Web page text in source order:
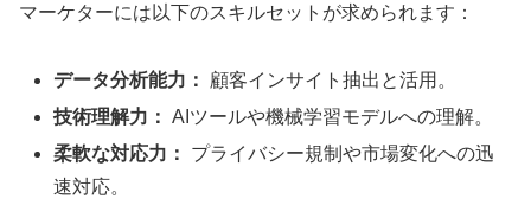
マーケターには以下のスキルセットが求められます：
データ分析能力：
顧客インサイト抽出と活用。
技術理解力： AIツールや機械学習モデルへの理解。
柔軟な対応力：
プライバシー規制や市場変化への迅
速対応。